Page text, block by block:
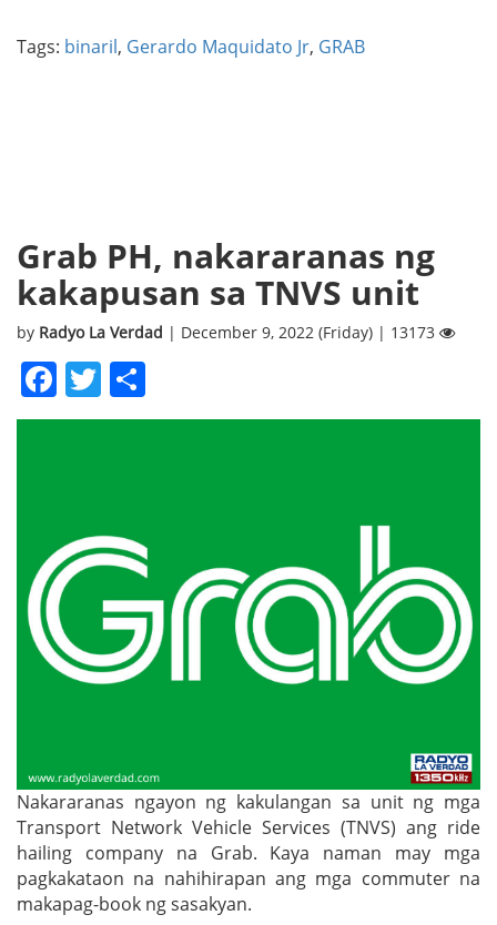
Tags: binaril, Gerardo Maquidato Jr, GRAB
Grab PH, nakararanas ng
kakapusan sa TNVS unit
by Radyo La Verdad | December 9, 2022 (Friday) | 13173
Facebook
Twitter
Nakararanas ngayon ng kakulangan sa unit ng mga
Transport Network Vehicle Services (TNVS) ang ride
hailing company na Grab. Kaya naman may mga
pagkakataon na nahihirapan ang mga commuter na
makapag-book ng sasakyan.